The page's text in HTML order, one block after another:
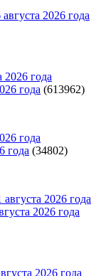
2026 года
года (613962)
года (34802)
2026 года